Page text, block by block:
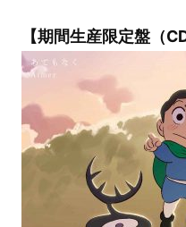
【期間生産限定盤（